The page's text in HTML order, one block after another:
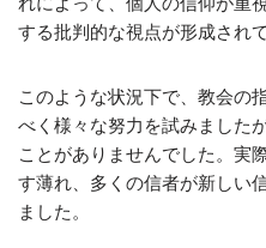
する批判的な視点が形成され
このような状況下で、教会の
べく様々な努力を試みました
ことがありませんでした。実
す薄れ、多くの信者が新しい
ました。